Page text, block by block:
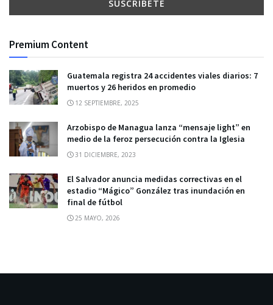
Premium Content
Guatemala registra 24 accidentes viales diarios: 7
muertos y 26 heridos en promedio
12 SEPTIEMBRE, 2025
Arzobispo de Managua lanza “mensaje light” en
medio de la feroz persecución contra la Iglesia
31 DICIEMBRE, 2023
El Salvador anuncia medidas correctivas en el
estadio “Mágico” González tras inundación en
final de fútbol
25 MAYO, 2026